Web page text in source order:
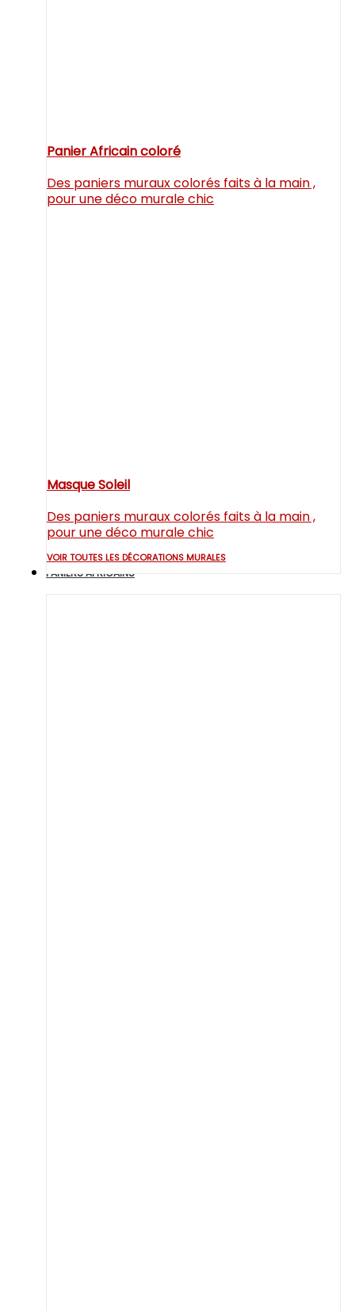
Panier Africain coloré
Des paniers muraux colorés faits à la main ,
pour une déco murale chic
Masque Soleil
Des paniers muraux colorés faits à la main ,
pour une déco murale chic
VOIR TOUTES LES DÉCORATIONS MURALES
PANIERS AFRICAINS